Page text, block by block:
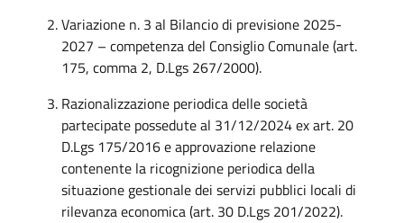
Variazione n. 3 al Bilancio di previsione 2025-
2027 – competenza del Consiglio Comunale (art.
175, comma 2, D.Lgs 267/2000).
Razionalizzazione periodica delle società
partecipate possedute al 31/12/2024 ex art. 20
D.Lgs 175/2016 e approvazione relazione
contenente la ricognizione periodica della
situazione gestionale dei servizi pubblici locali di
rilevanza economica (art. 30 D.Lgs 201/2022).